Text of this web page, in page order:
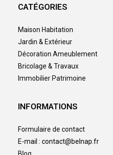
CATÉGORIES
Maison Habitation
Jardin & Extérieur
Décoration Ameublement
Bricolage & Travaux
Immobilier Patrimoine
INFORMATIONS
Formulaire de contact
E-mail : contact@belnap.fr